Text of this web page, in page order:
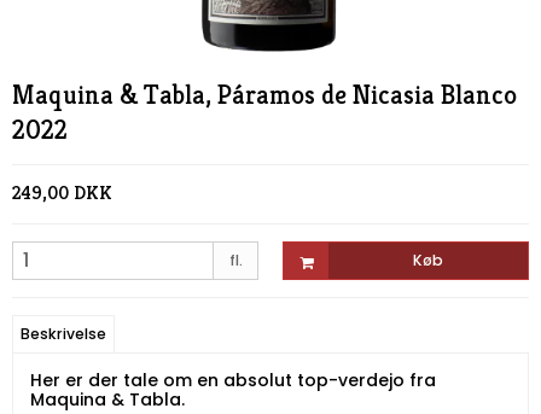
Maquina & Tabla, Páramos de Nicasia Blanco
2022
249,00 DKK
fl. Køb
Beskrivelse
Her er der tale om en absolut top-verdejo fra
Maquina & Tabla.